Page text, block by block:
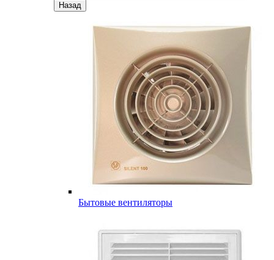
Назад
Бытовые вентиляторы